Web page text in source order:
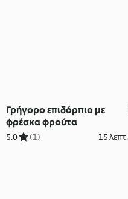
Γρήγορο επιδόρπιο με
φρέσκα φρούτα
5.0 (1) 15 λεπτ.